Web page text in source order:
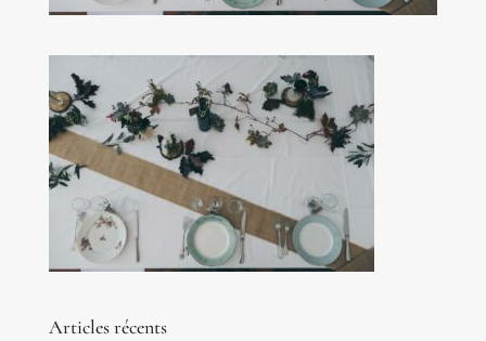
Articles récents